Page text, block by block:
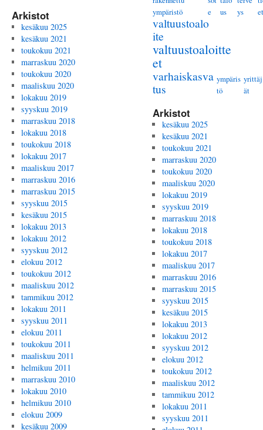
Arkistot
kesäkuu 2025
kesäkuu 2021
toukokuu 2021
marraskuu 2020
toukokuu 2020
maaliskuu 2020
lokakuu 2019
syyskuu 2019
marraskuu 2018
lokakuu 2018
toukokuu 2018
lokakuu 2017
maaliskuu 2017
marraskuu 2016
marraskuu 2015
syyskuu 2015
kesäkuu 2015
lokakuu 2013
lokakuu 2012
syyskuu 2012
elokuu 2012
toukokuu 2012
maaliskuu 2012
tammikuu 2012
lokakuu 2011
syyskuu 2011
elokuu 2011
toukokuu 2011
maaliskuu 2011
helmikuu 2011
marraskuu 2010
lokakuu 2010
helmikuu 2010
elokuu 2009
kesäkuu 2009
ympäristö
e
us
ys
et
valtuustoalo
ite
valtuustoaloitte
et
varhaiskasva
tus
ympäris
tö
yrittäj
ät
Arkistot
kesäkuu 2025
kesäkuu 2021
toukokuu 2021
marraskuu 2020
toukokuu 2020
maaliskuu 2020
lokakuu 2019
syyskuu 2019
marraskuu 2018
lokakuu 2018
toukokuu 2018
lokakuu 2017
maaliskuu 2017
marraskuu 2016
marraskuu 2015
syyskuu 2015
kesäkuu 2015
lokakuu 2013
lokakuu 2012
syyskuu 2012
elokuu 2012
toukokuu 2012
maaliskuu 2012
tammikuu 2012
lokakuu 2011
syyskuu 2011